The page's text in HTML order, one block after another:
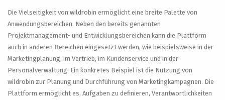
Die Vielseitigkeit von wildrobin ermöglicht eine breite Palette von
Anwendungsbereichen. Neben den bereits genannten
Projektmanagement- und Entwicklungsbereichen kann die Plattform
auch in anderen Bereichen eingesetzt werden, wie beispielsweise in der
Marketingplanung, im Vertrieb, im Kundenservice und in der
Personalverwaltung. Ein konkretes Beispiel ist die Nutzung von
wildrobin zur Planung und Durchführung von Marketingkampagnen. Die
Plattform ermöglicht es, Aufgaben zu definieren, Verantwortlichkeiten